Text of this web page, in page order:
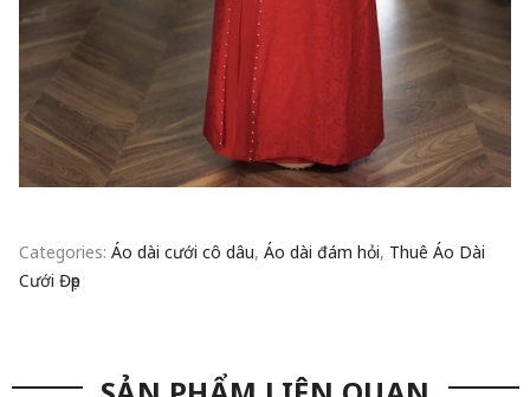
Categories: Áo dài cưới cô dâu, Áo dài đám hỏi, Thuê Áo Dài
Cưới Đẹp